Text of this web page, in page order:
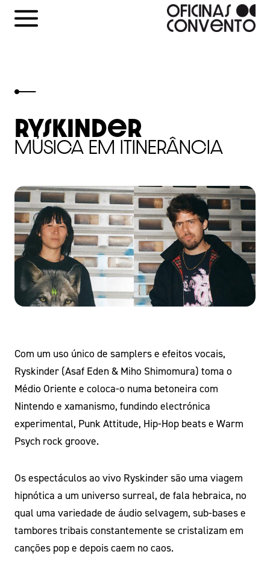
Skip
Ryskinder
MÚSICA EM ITINERÂNCIA
Com um uso único de samplers e efeitos vocais,
Ryskinder (Asaf Eden & Miho Shimomura) toma o
Médio Oriente e coloca-o numa betoneira com
Nintendo e xamanismo, fundindo electrónica
experimental, Punk Attitude, Hip-Hop beats e Warm
Psych rock groove.
Os espectáculos ao vivo Ryskinder são uma viagem
hipnótica a um universo surreal, de fala hebraica, no
qual uma variedade de áudio selvagem, sub-bases e
tambores tribais constantemente se cristalizam em
canções pop e depois caem no caos.